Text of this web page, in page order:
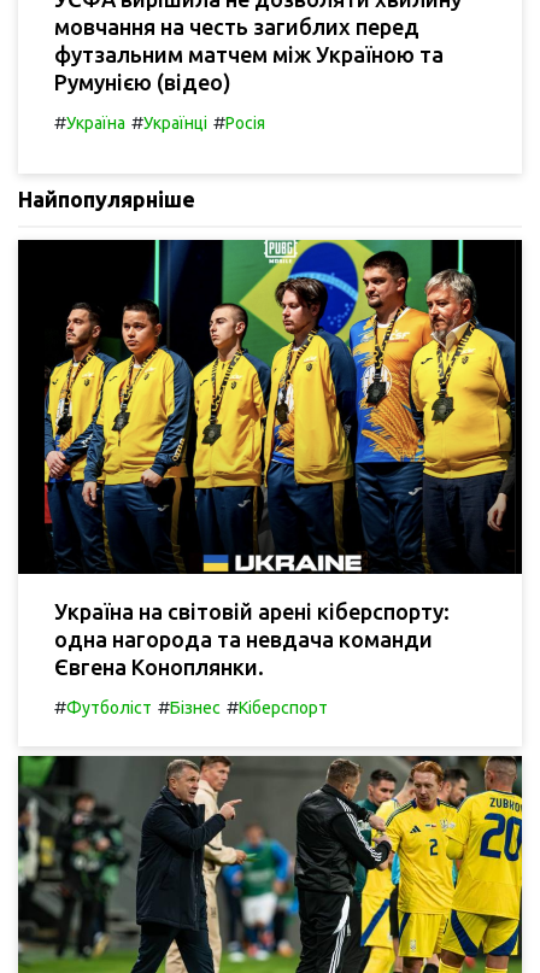
мовчання на честь загиблих перед
футзальним матчем між Україною та
Румунією (відео)
#Україна #Українці #Росія
Найпопулярніше
Україна на світовій арені кіберспорту:
одна нагорода та невдача команди
Євгена Коноплянки.
#Футболіст #Бізнес #Кіберспорт